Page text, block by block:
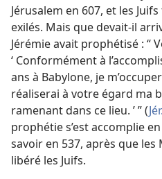
Jérusalem en 607, et les
exilés. Mais que devait-​il
Jérémie avait prophétisé : “
‘ Conformément à
ans à Babylone, je
réaliserai à votre égard ma
ramenant dans ce lieu. ’ ” (
prophétie s’est accomplie en
savoir en 537, après que les
libéré les Juifs.